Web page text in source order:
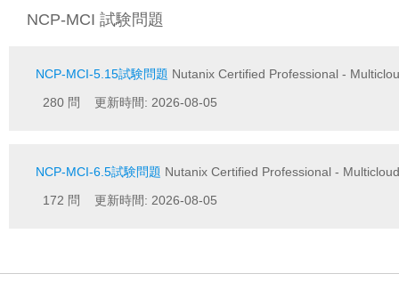
NCP-MCI 試験問題
NCP-MCI-5.15試験問題 Nutanix Certified Professional -
280 問 更新時間: 2026-08-05
NCP-MCI-6.5試験問題 Nutanix Certified Professional -
172 問 更新時間: 2026-08-05